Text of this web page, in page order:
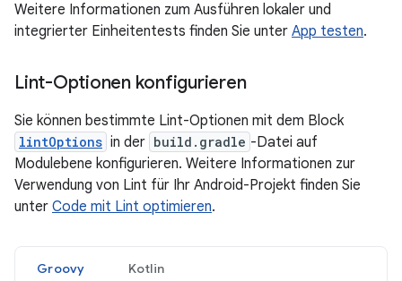
Weitere Informationen zum Ausführen lokaler und
integrierter Einheitentests finden Sie unter App testen.
Lint-Optionen konfigurieren
Sie können bestimmte Lint-Optionen mit dem Block
lintOptions in der build.gradle -Datei auf
Modulebene konfigurieren. Weitere Informationen zur
Verwendung von Lint für Ihr Android-Projekt finden Sie
unter Code mit Lint optimieren.
Groovy Kotlin